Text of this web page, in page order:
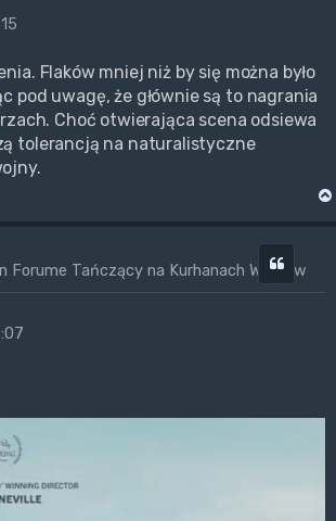
Flaków mniej niż by się można było
pod uwagę, że głównie są to nagrania
Choć otwierająca scena odsiewa
tolerancją na naturalistyczne
Forume Tańczący na Kurhanach WrogówCytuj